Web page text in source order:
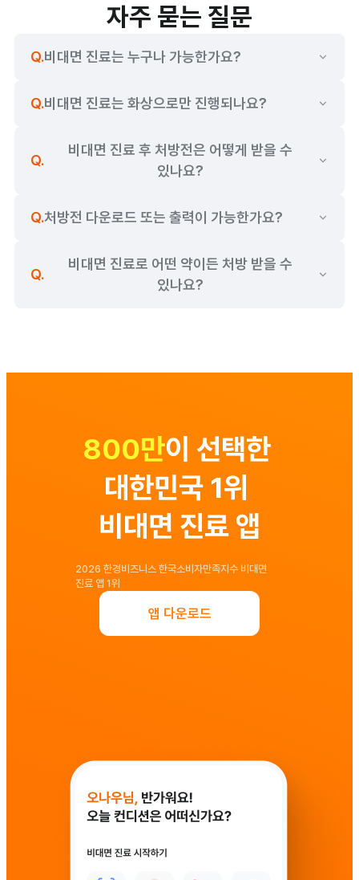
자주 묻는 질문
Q.비대면 진료는 누구나 가능한가요?
진료가 취소될 수 있어요.
2024-239호)
Q.비대면 진료는 화상으로만 진행되나요?
원하는 방식을 선택해 비대면 진료 받아보세요.
Q.
비대면 진료 후 처방전은 어떻게 받을 수
있나요?
닥터나우와 제휴하지 않는 약국에도 처방전을 보내고 약을
픽업해 올 수 있어요. 처방전을 보내기 전에 해당 약국에
전화한 후, 처방약의 조제 가능 여부를 확인하고 처방전을
※ 근처 약국이 보이지 않는 경우 지도의 줌/아웃 기능을 이용해
※ 닥터나우 앱을 통해 전송되는 처방전은 병원 전산 시스템과
연동된 처방전 원본이에요.
Q.처방전 다운로드 또는 출력이 가능한가요?
후 발급된 처방전은 위·변조 방지를 위해 원본을
다운로드하거나 출력할 수 없어요.
닥터나우 앱을 통해 약국에 처방전을 보내면 복지부
가이드에 맞춰 팩스가 자동 전송돼요. 따라서, 처방전을
있어요.
Q.
비대면 진료로 어떤 약이든 처방 받을 수
있나요?
사후피임약은 비대면 진료를 통해 처방받을 수 없어요.
주세요.
※「마약류 관리에 관한 법률」제 18조 제 2항, 제 21조 제 2항에
※「오·남용 우려 의약품 지정에 관한 규정」(식약처) 지정 품목(23개
울리프리스탈(30mg) 함유제제
비대면진료 처방제한 의약품.pdf
800만이 선택한
대한민국 1위
비대면 진료 앱
2026 한경비즈니스 한국소비자만족지수 비대면
진료 앱 1위
앱 다운로드